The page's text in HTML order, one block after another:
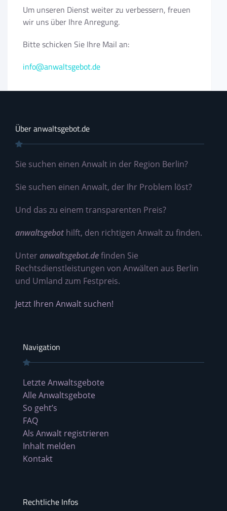
Um unseren Dienst weiter zu verbessern, freuen
wir uns über Ihre Anregung.
Bitte schicken Sie Ihre Mail an:
info@anwaltsgebot.de
Über anwaltsgebot.de
Sie suchen einen Anwalt in der Region Berlin?
Sie suchen einen Anwalt, der Ihr Problem löst?
Und das zu einem transparenten Preis?
anwaltsgebot hilft, den richtigen Anwalt zu finden.
Unteranwaltsgebot.definden Sie
Rechtsdienstleistungen von Anwälten aus Berlin
und Umland zum Festpreis.
Jetzt Ihren Anwalt suchen!
Navigation
Letzte Anwaltsgebote
Alle Anwaltsgebote
So geht’s
FAQ
Als Anwalt registrieren
Inhalt melden
Kontakt
Rechtliche Infos